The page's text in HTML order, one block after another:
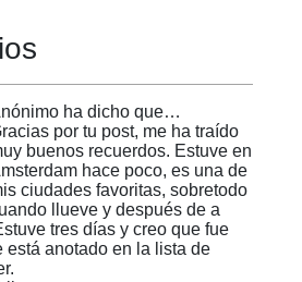
ha dicho que…
por tu post, me ha traído
buenos recuerdos. Estuve en
hace poco, es una de
ciudades favoritas, sobretodo
llueve y después de a
tres días y creo que fue
está anotado en la lista de